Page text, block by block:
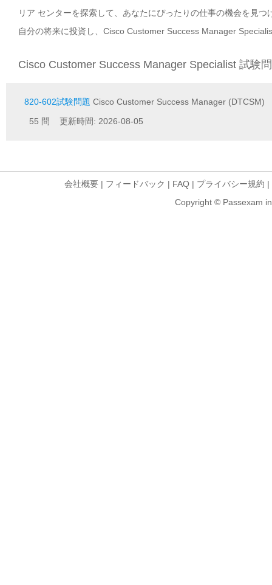
リア センターを探索して、あなたにぴったりの仕事の機会を見つ
自分の将来に投資し、Cisco Customer Success Manager
Cisco Customer Success Manager Specialist 試験
820-602試験問題 Cisco Customer Success Manager (DTCSM)
55 問 更新時間: 2026-08-05
会社概要 | フィードバック | FAQ | プライバシー規約 |
Copyright © Passexam